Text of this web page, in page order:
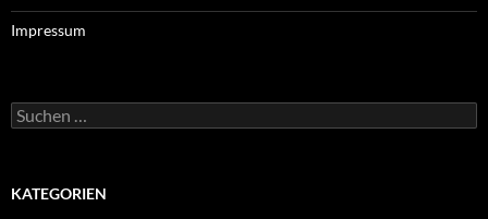
Impressum
Suche
nach:
KATEGORIEN